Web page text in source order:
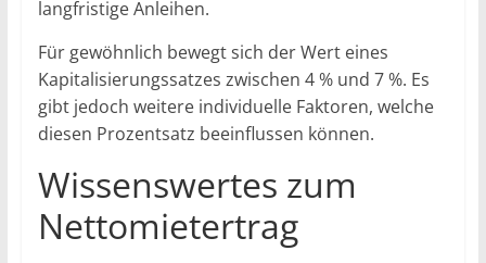
langfristige Anleihen.
Für gewöhnlich bewegt sich der Wert eines
Kapitalisierungssatzes zwischen 4 % und 7 %. Es
gibt jedoch weitere individuelle Faktoren, welche
diesen Prozentsatz beeinflussen können.
Wissenswertes zum
Nettomietertrag